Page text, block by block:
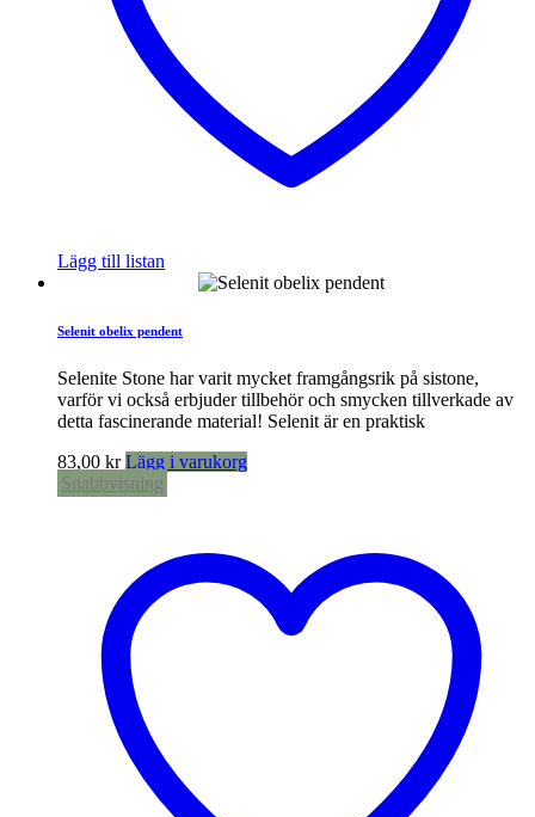
Lägg till listan
Selenit obelix pendent
Selenite Stone har varit mycket framgångsrik på sistone,
varför vi också erbjuder tillbehör och smycken tillverkade av
detta fascinerande material! Selenit är en praktisk
83,00 kr Lägg i varukorg
Snabbvisning